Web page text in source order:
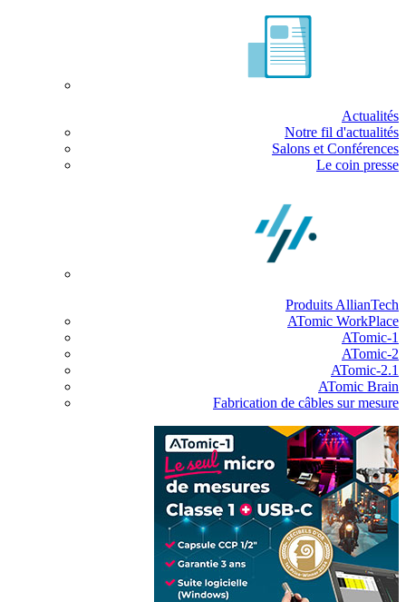
Actualités
Notre fil d'actualités
Salons et Conférences
Le coin presse
Produits AllianTech
ATomic WorkPlace
ATomic-1
ATomic-2
ATomic-2.1
ATomic Brain
Fabrication de câbles sur mesure